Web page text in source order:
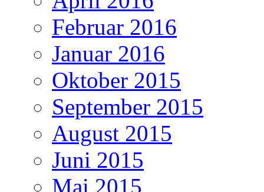
Februar 2016
Januar 2016
Oktober 2015
September 2015
August 2015
Juni 2015
Mai 2015